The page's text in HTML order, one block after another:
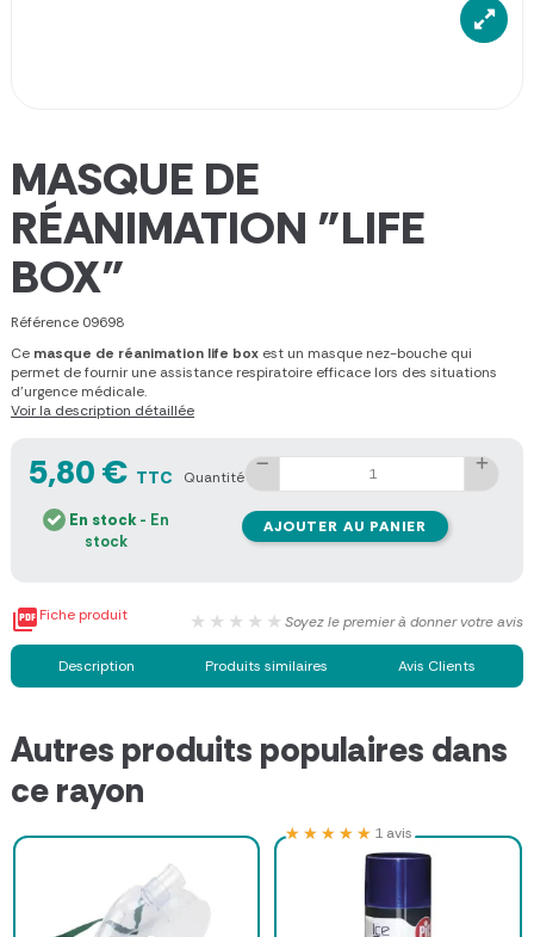
MASQUE DE
RÉANIMATION "LIFE
BOX"
Référence 09698
Ce masque de réanimation life box est un masque nez-bouche qui
permet de fournir une assistance respiratoire efficace lors des situations
d'urgence médicale.
Voir la description détaillée
5,80 € TTC
En stock- En
stock
Quantité
AJOUTER AU PANIER
Fiche produit ★★★★★ Soyez le premier à donner votre avis
Description Produits similaires Avis Clients
Autres produits populaires dans
ce rayon
★★★★★
★★★★★ 1 avis